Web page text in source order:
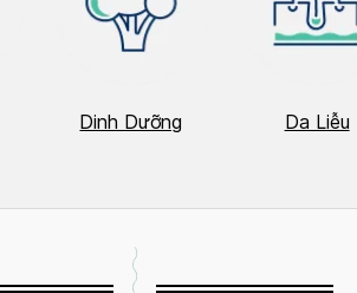
Dinh Dưỡng Da Liễu